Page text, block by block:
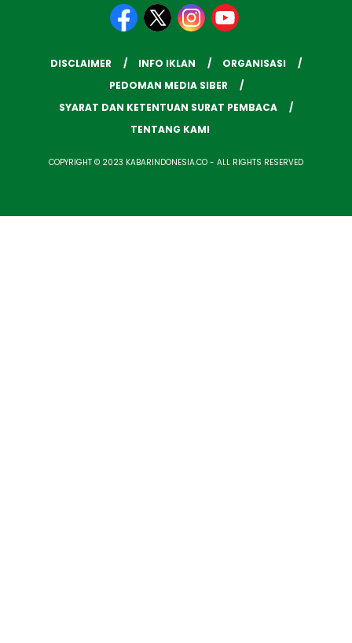
DISCLAIMER INFO IKLAN
ORGANISASI
PEDOMAN MEDIA SIBER
SYARAT DAN KETENTUAN SURAT PEMBACA
TENTANG KAMI
COPYRIGHT © 2023 KABARINDONESIA.CO - ALL RIGHTS RESERVED